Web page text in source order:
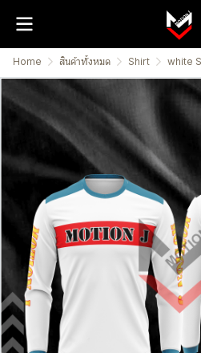
Home สินค้าทั้งหมด Shirt white